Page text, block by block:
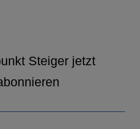
Steiger jetzt